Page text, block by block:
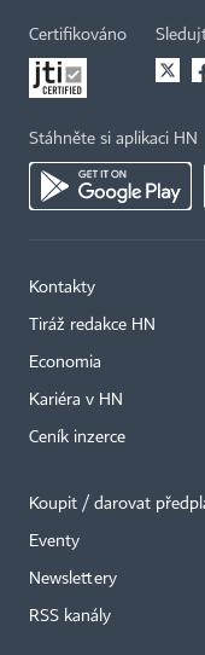
Certifikováno
Stáhněte si aplikaci HN
Kontakty
Tiráž redakce HN
Economia
Kariéra v HN
Ceník inzerce
Koupit / darovat
Eventy
Newslettery
RSS kanály